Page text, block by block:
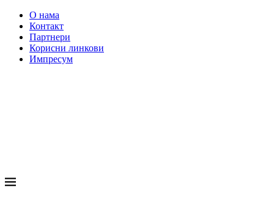
О нама
Контакт
Партнери
Корисни линкови
Импресум